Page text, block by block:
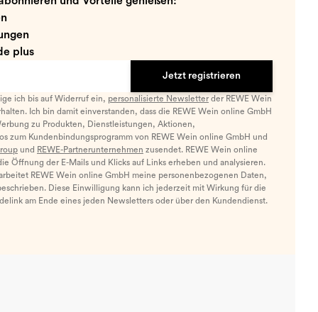
plus
Jetzt registrieren
ich bis auf Widerruf ein, personalisierte Newsletterder REWE Wein
Ich bin damit einverstanden, dass die REWE Wein online GmbH
zu Produkten, Dienstleistungen, Aktionen,
zum Kundenbindungsprogramm von REWE Wein online GmbH und
und REWE-Partnerunternehmen zusendet. REWE Wein online
Öffnung der E-Mails und Klicks auf Links erheben und analysieren.
REWE Wein online GmbH meine personenbezogenen Daten,
Diese Einwilligung kann ich jederzeit mit Wirkung für die
am Ende eines jeden Newsletters oder über den Kundendienst.